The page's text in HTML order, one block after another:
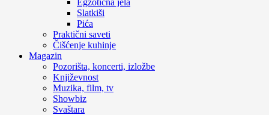
Egzotična jela
Slatkiši
Pića
Praktični saveti
Čišćenje kuhinje
Magazin
Pozorišta, koncerti, izložbe
Književnost
Muzika, film, tv
Showbiz
Svaštara